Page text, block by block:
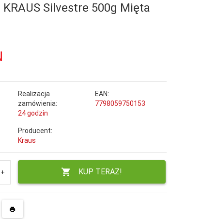
Silvestre 500g Mięta
Realizacja
zamówienia:
24 godzin
EAN:
7798059750153
Producent:
Kraus
KUP TERAZ!